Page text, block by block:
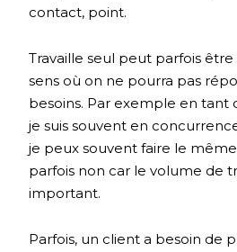
contact, point.
Travaille seul peut parfois être
sens où on ne pourra pas
besoins. Par exemple en tant
je suis souvent en
je peux souvent faire le même
parfois non car le volume de
important.
Parfois, un client a besoin de